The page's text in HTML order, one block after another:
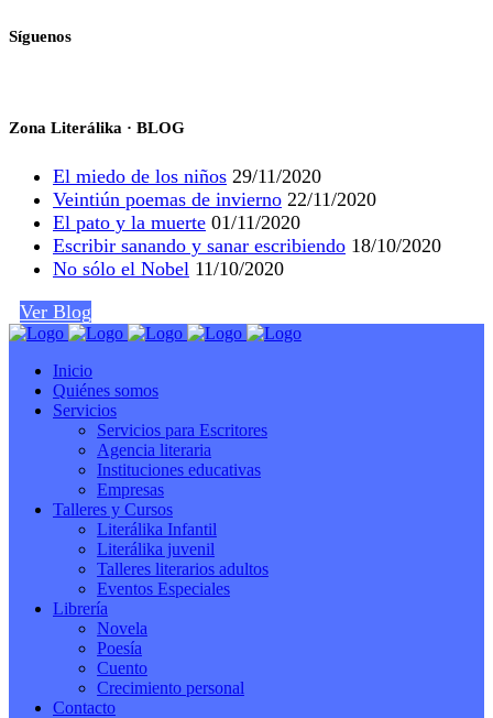
Síguenos
Zona Literálika · BLOG
El miedo de los niños 29/11/2020
Veintiún poemas de invierno 22/11/2020
El pato y la muerte 01/11/2020
Escribir sanando y sanar escribiendo 18/10/2020
No sólo el Nobel 11/10/2020
Ver Blog
Inicio
Quiénes somos
Servicios
Servicios para Escritores
Agencia literaria
Instituciones educativas
Empresas
Talleres y Cursos
Literálika Infantil
Literálika juvenil
Talleres literarios adultos
Eventos Especiales
Librería
Novela
Poesía
Cuento
Crecimiento personal
Contacto